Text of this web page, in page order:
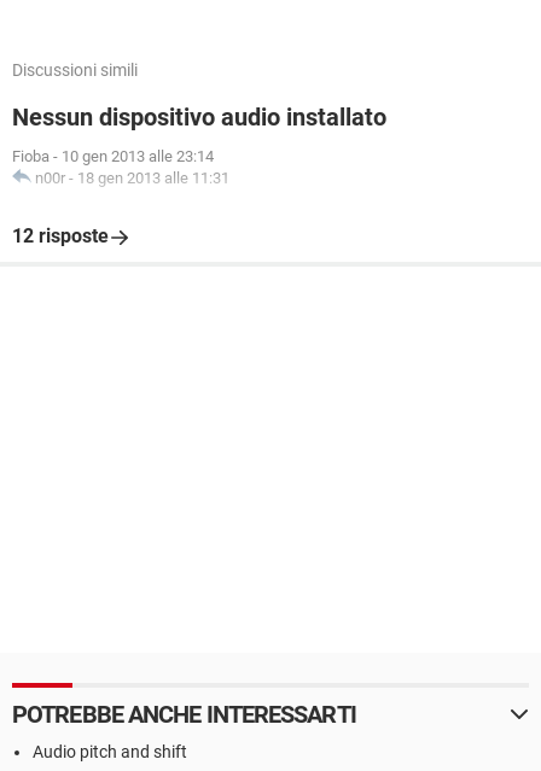
Discussioni simili
Nessun dispositivo audio installato
Fioba - 10 gen 2013 alle 23:14
n00r - 18 gen 2013 alle 11:31
12 risposte
POTREBBE ANCHE INTERESSARTI
Audio pitch and shift